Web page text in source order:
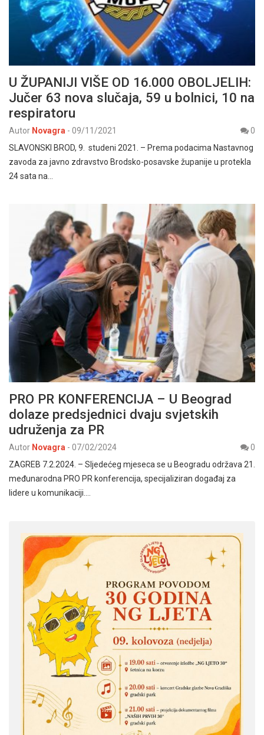
U ŽUPANIJI VIŠE OD 16.000 OBOLJELIH:
Jučer 63 nova slučaja, 59 u bolnici, 10 na
respiratoru
Autor Novagra - 09/11/2021
0
SLAVONSKI BROD, 9. studeni 2021. – Prema podacima Nastavnog
zavoda za javno zdravstvo Brodsko-posavske županije u protekla
24 sata na…
PRO PR KONFERENCIJA – U Beograd
dolaze predsjednici dvaju svjetskih
udruženja za PR
Autor Novagra - 07/02/2024
0
ZAGREB 7.2.2024. – Sljedećeg mjeseca se u Beogradu održava 21.
međunarodna PRO PR konferencija, specijaliziran događaj za
lidere u komunikaciji.…